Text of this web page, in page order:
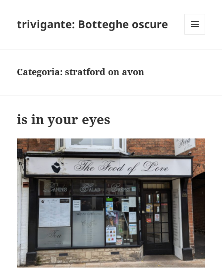
trivigante: Botteghe oscure
Categoria:stratford on avon
is in your eyes